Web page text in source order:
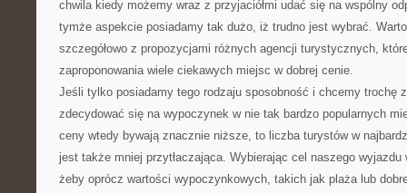
chwila kiedy możemy wraz z przyjaciółmi udać się na wspólny
tymże aspekcie posiadamy tak dużo, iż trudno jest wybrać.
szczegółowo z propozycjami różnych agencji turystycznych,
zaproponowania wiele ciekawych miejsc w dobrej cenie.
Jeśli tylko posiadamy tego rodzaju sposobność i chcemy trochę
zdecydować się na wypoczynek w nie tak bardzo popularnych
ceny wtedy bywają znacznie niższe, to liczba turystów w
jest także mniej przytłaczająca. Wybierając cel naszego wyjazdu
żeby oprócz wartości wypoczynkowych, takich jak plaża lub